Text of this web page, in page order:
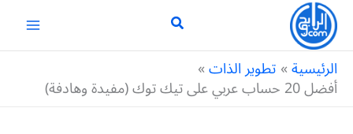
تخطي
المحتوى
الرئيسية تطوير الذات
أفضل 20 حساب عربي على تيك توك (مفيدة وهادفة)